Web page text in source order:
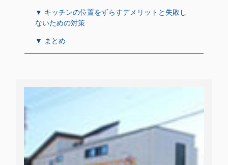
▼ キッチンの位置をずらすデメリットと失敗し
ないための対策
▼ まとめ